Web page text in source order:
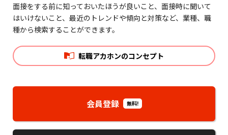
面接をする前に知っておいたほうが良いこと、面接時に聞いて
はいけないこと、最近のトレンドや傾向と対策など、業種、職
種から検索することができます。
転職アカホンのコンセプト
会員登録 無料!